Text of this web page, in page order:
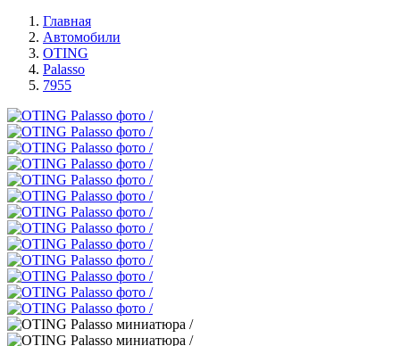
Главная
Автомобили
OTING
Palasso
7955